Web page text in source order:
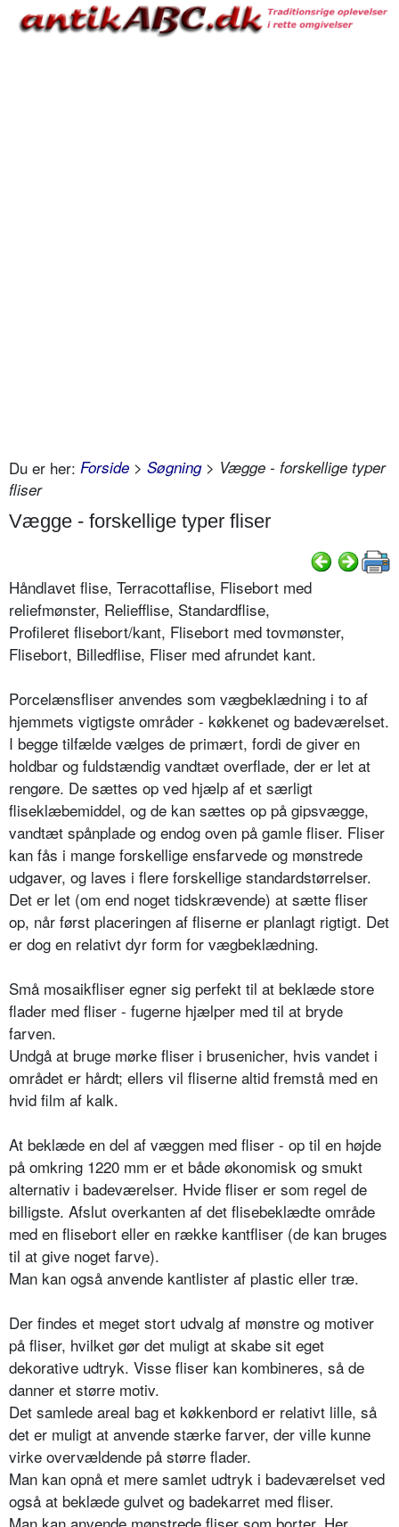
Du er her: Forside > Søgning> Vægge - forskellige typer
fliser
Vægge - forskellige typer fliser
Håndlavet flise, Terracottaflise, Flisebort med
reliefmønster, Reliefflise, Standardflise,
Profileret flisebort/kant, Flisebort med tovmønster,
Flisebort, Billedflise, Fliser med afrundet kant.
Porcelænsfliser anvendes som vægbeklædning i to af
hjemmets vigtigste områder - køkkenet og badeværelset.
I begge tilfælde vælges de primært, fordi de giver en
holdbar og fuldstændig vandtæt overflade, der er let at
rengøre. De sættes op ved hjælp af et særligt
fliseklæbemiddel, og de kan sættes op på gipsvægge,
vandtæt spånplade og endog oven på gamle fliser. Fliser
kan fås i mange forskellige ensfarvede og mønstrede
udgaver, og laves i flere forskellige standardstørrelser.
Det er let (om end noget tidskrævende) at sætte fliser
op, når først placeringen af fliserne er planlagt rigtigt. Det
er dog en relativt dyr form for vægbeklædning.
Små mosaikfliser egner sig perfekt til at beklæde store
flader med fliser - fugerne hjælper med til at bryde
farven.
Undgå at bruge mørke fliser i brusenicher, hvis vandet i
området er hårdt; ellers vil fliserne altid fremstå med en
hvid film af kalk.
At beklæde en del af væggen med fliser - op til en højde
på omkring 1220 mm er et både økonomisk og smukt
alternativ i badeværelser. Hvide fliser er som regel de
billigste. Afslut overkanten af det flisebeklædte område
med en flisebort eller en række kantfliser (de kan bruges
til at give noget farve).
Man kan også anvende kantlister af plastic eller træ.
Der findes et meget stort udvalg af mønstre og motiver
på fliser, hvilket gør det muligt at skabe sit eget
dekorative udtryk. Visse fliser kan kombineres, så de
danner et større motiv.
Det samlede areal bag et køkkenbord er relativt lille, så
det er muligt at anvende stærke farver, der ville kunne
virke overvældende på større flader.
Man kan opnå et mere samlet udtryk i badeværelset ved
også at beklæde gulvet og badekarret med fliser.